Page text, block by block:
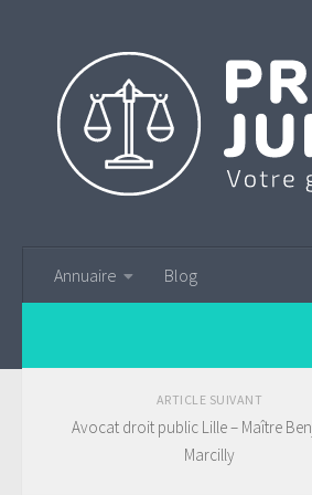
Annuaire Blog
ARTICLE SUIVANT
Avocat droit public Lille – Maître
Marcilly